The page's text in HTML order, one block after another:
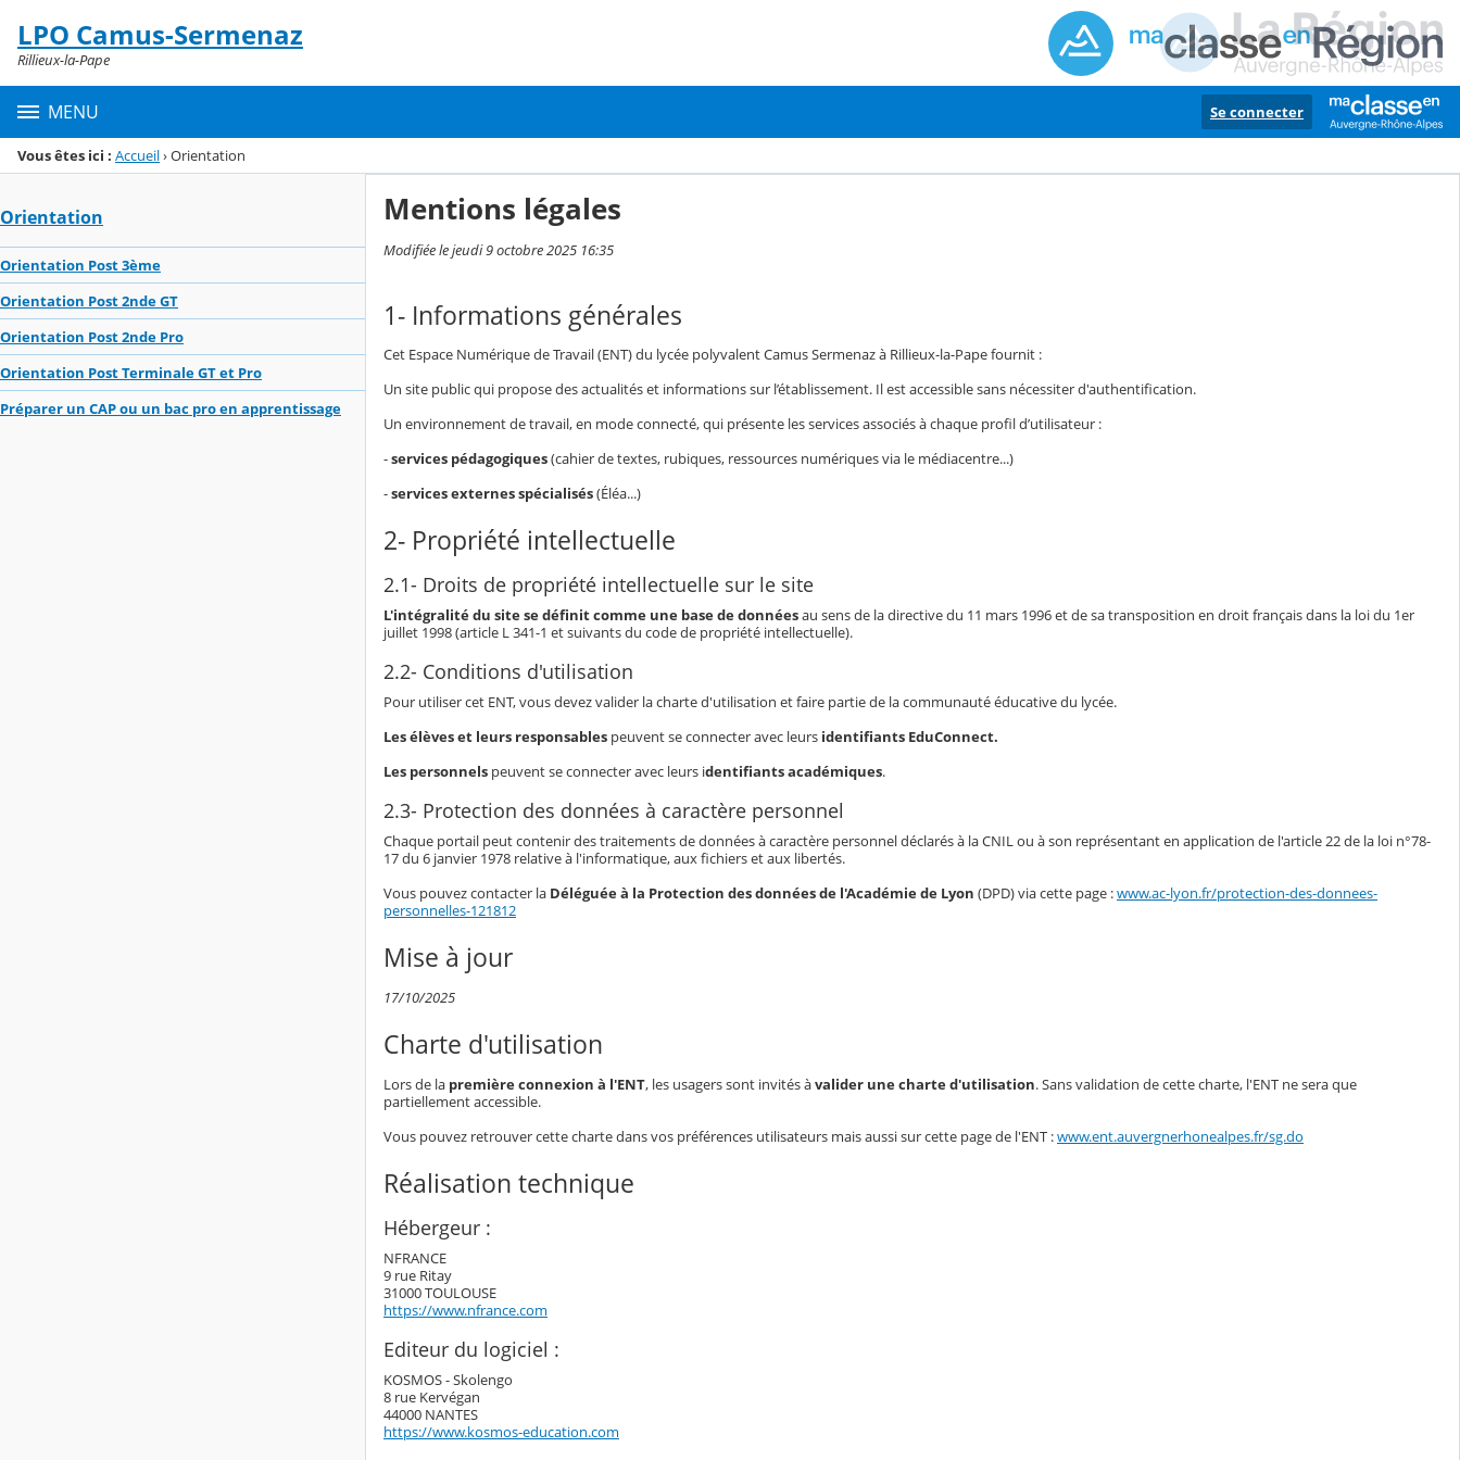
Menu de la rubrique
Contenu
LPO Camus-Sermenaz
Rillieux-la-Pape
MENU Se connecter
Vous êtes ici : Accueil›Orientation
Orientation
Orientation Post 3ème
Orientation Post 2nde GT
Orientation Post 2nde Pro
Orientation Post Terminale GT et Pro
Préparer un CAP ou un bac pro en apprentissage
Mentions légales
Modifiée le jeudi 9 octobre 2025 16:35
1- Informations générales
Cet Espace Numérique de Travail (ENT) du lycée polyvalent Camus Sermenaz à Rillieux-la-Pape fournit :
Un site public qui propose des actualités et informations sur l’établissement. Il est accessible sans nécessiter d'authentification.
Un environnement de travail, en mode connecté, qui présente les services associés à chaque profil d’utilisateur :
-services pédagogiques(cahier de textes, rubiques, ressources numériques via le médiacentre...)
-services externes spécialisés(Éléa...)
2- Propriété intellectuelle
2.1- Droits de propriété intellectuelle sur le site
L'intégralité du site se définit comme une base de donnéesau sens de la directive du 11 mars 1996 et de sa transposition en droit français dans la loi du 1er
juillet 1998 (article L 341-1 et suivants du code de propriété intellectuelle).
2.2- Conditions d'utilisation
Pour utiliser cet ENT, vous devez valider la charte d'utilisation et faire partie de la communauté éducative du lycée.
Les élèves et leurs responsables peuvent se connecter avec leurs identifiants EduConnect.
Les personnels peuvent se connecter avec leurs identifiants académiques.
2.3- Protection des données à caractère personnel
Chaque portail peut contenir des traitements de données à caractère personnel déclarés à la CNIL ou à son représentant en application de l'article 22 de la loi n°78-
17 du 6 janvier 1978 relative à l'informatique, aux fichiers et aux libertés.
Vous pouvez contacter la Déléguée à la Protection des données de l'Académie de Lyon (DPD) via cette page :www.ac-lyon.fr/protection-des-donnees-
personnelles-121812
Mise à jour
17/10/2025
Charte d'utilisation
Lors de la première connexion à l'ENT, les usagers sont invités àvalider une charte d'utilisation. Sans validation de cette charte, l'ENT ne sera que
partiellement accessible.
Vous pouvez retrouver cette charte dans vos préférences utilisateurs mais aussi sur cette page de l'ENT :www.ent.auvergnerhonealpes.fr/sg.do
Réalisation technique
Hébergeur :
NFRANCE
9 rue Ritay
31000 TOULOUSE
https://www.nfrance.com
Editeur du logiciel :
KOSMOS - Skolengo
8 rue Kervégan
44000 NANTES
https://www.kosmos-education.com